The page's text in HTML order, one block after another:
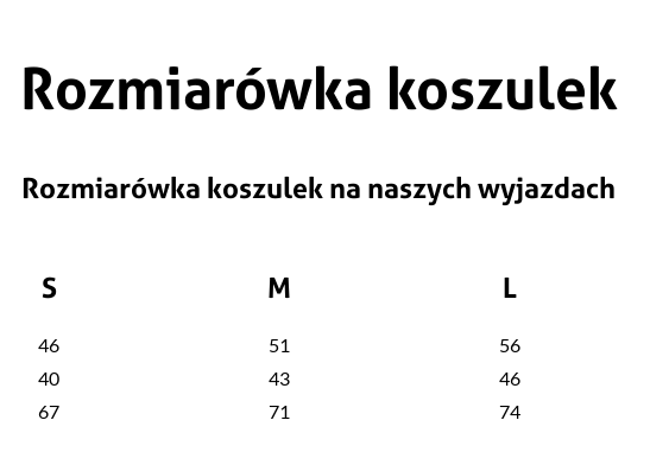
Rozmiarówka koszulek
Rozmiarówka koszulek na naszych wyjazdach
S M L
46 51 56
40 43 46
67 71 74